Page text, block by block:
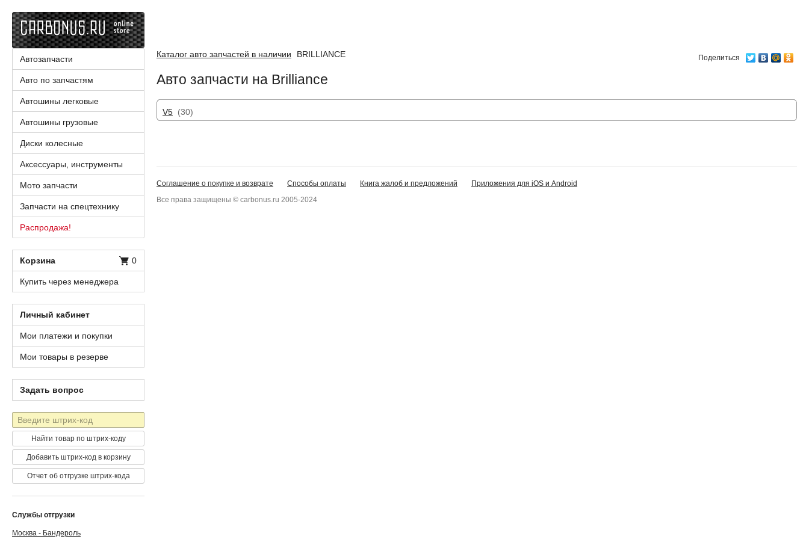
Поделиться
Каталог авто запчастей в наличии BRILLIANCE
Авто запчасти на Brilliance
V5 (30)
Автозапчасти
Авто по запчастям
Автошины легковые
Автошины грузовые
Диски колесные
Аксессуары, инструменты
Мото запчасти
Запчасти на спецтехнику
Распродажа!
Корзина 0
Купить через менеджера
Личный кабинет
Мои платежи и покупки
Мои товары в резерве
Задать вопрос
Штрих-
код
Найти товар по штрих-коду
Добавить штрих-код в корзину
Отчет об отгрузке штрих-кода
Службы отгрузки
Москва - Бандероль
Соглашение о покупке и возврате Способы оплаты Книга жалоб и предложений
Приложения для iOS и Android
Все права защищены © carbonus.ru 2005-2024